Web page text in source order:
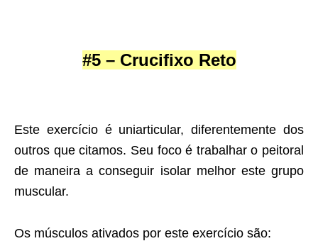
#5 – Crucifixo Reto
Este exercício é uniarticular, diferentemente dos
outros que citamos. Seu foco é trabalhar o peitoral
de maneira a conseguir isolar melhor este grupo
muscular.
Os músculos ativados por este exercício são: